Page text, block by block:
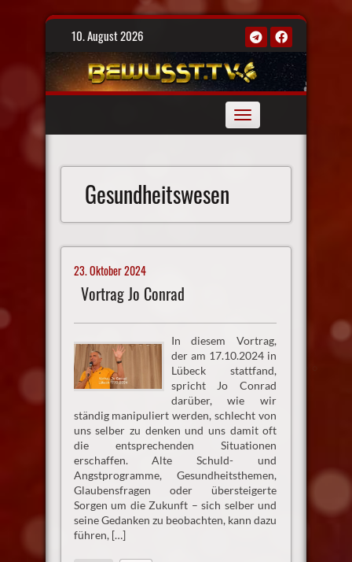
Skip
10. August 2026
Toggle
navigation
Gesundheitswesen
23. Oktober 2024
Vortrag Jo Conrad
In diesem Vortrag,
der am 17.10.2024 in
Lübeck stattfand,
spricht Jo Conrad
darüber, wie wir
ständig manipuliert werden, schlecht von
uns selber zu denken und uns damit oft
die entsprechenden Situationen
erschaffen. Alte Schuld- und
Angstprogramme, Gesundheitsthemen,
Glaubensfragen oder übersteigerte
Sorgen um die Zukunft – sich selber und
seine Gedanken zu beobachten, kann dazu
führen, […]